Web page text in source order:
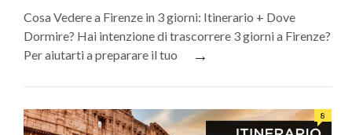
Cosa Vedere a Firenze in 3 giorni: Itinerario + Dove
Dormire? Hai intenzione di trascorrere 3 giorni a Firenze?
Per aiutarti a preparare il tuo
→
8